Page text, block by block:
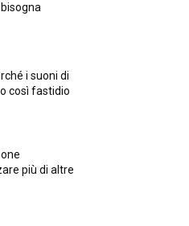
i suoni di
così fastidio
più di altre